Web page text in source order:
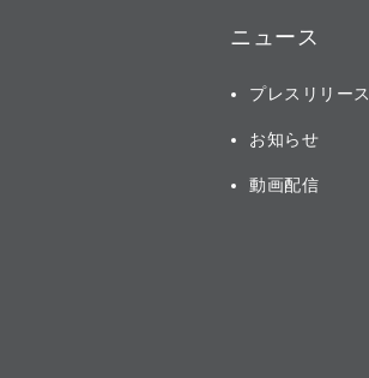
ニュース
プレスリリース
お知らせ
動画配信